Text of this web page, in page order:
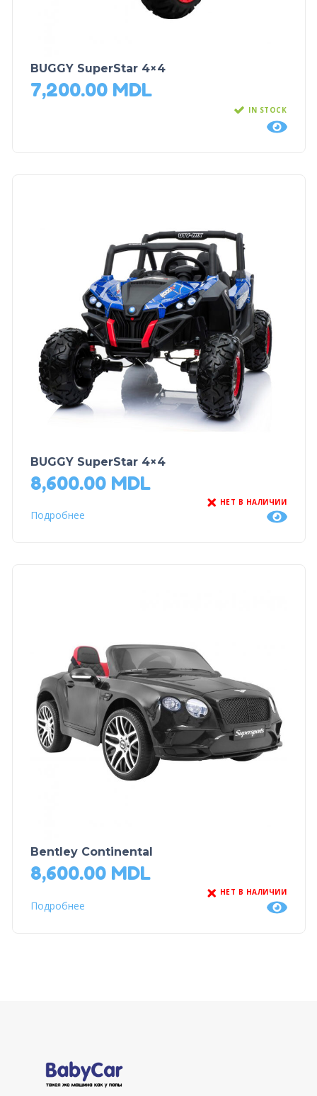
BUGGY SuperStar 4×4
7,200.00 MDL
IN STOCK
BUGGY SuperStar 4×4
8,600.00 MDL
НЕТ В НАЛИЧИИ
Подробнее
Bentley Continental
8,600.00 MDL
НЕТ В НАЛИЧИИ
Подробнее